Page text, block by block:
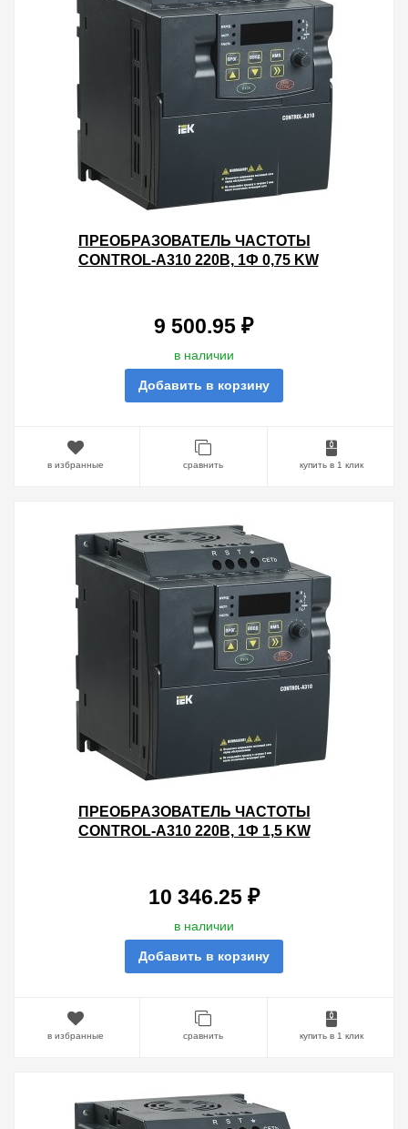
ПРЕОБРАЗОВАТЕЛЬ ЧАСТОТЫ
CONTROL-A310 220В, 1Ф 0,75 KW
9 500.95 ₽
в наличии
Добавить в корзину
в избранные сравнить купить в 1 клик
ПРЕОБРАЗОВАТЕЛЬ ЧАСТОТЫ
CONTROL-A310 220В, 1Ф 1,5 KW
10 346.25 ₽
в наличии
Добавить в корзину
в избранные сравнить купить в 1 клик